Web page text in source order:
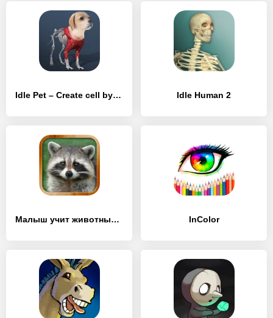
Idle Pet – Create cell by cell Idle Human 2
Малыш учит животных (полная) InColor